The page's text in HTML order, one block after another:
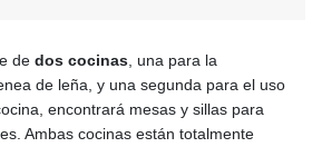
de dos cocinas , una para la
de leña, y una segunda para el uso
encontrará mesas y sillas para
Ambas cocinas están totalmente